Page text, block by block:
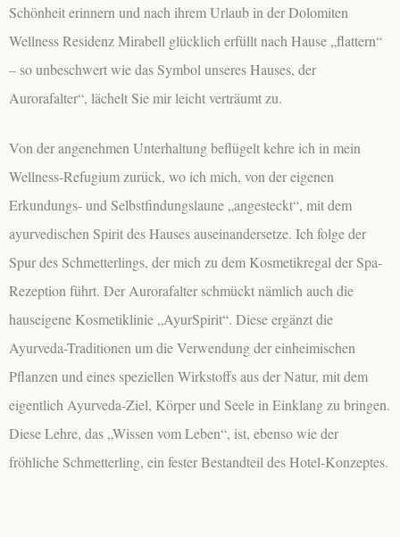
Schönheit erinnern und nach ihrem Urlaub in der Dolomiten
Wellness Residenz Mirabell glücklich erfüllt nach Hause „flattern“
– so unbeschwert wie das Symbol unseres Hauses, der
Aurorafalter“, lächelt Sie mir leicht verträumt zu.
Von der angenehmen Unterhaltung beflügelt kehre ich in mein
Wellness-Refugium zurück, wo ich mich, von der eigenen
Erkundungs- und Selbstfindungslaune „angesteckt“, mit dem
ayurvedischen Spirit des Hauses auseinandersetze. Ich folge der
Spur des Schmetterlings, der mich zu dem Kosmetikregal der Spa-
Rezeption führt. Der Aurorafalter schmückt nämlich auch die
hauseigene Kosmetiklinie „AyurSpirit“. Diese ergänzt die
Ayurveda-Traditionen um die Verwendung der einheimischen
Pflanzen und eines speziellen Wirkstoffs aus der Natur, mit dem
eigentlich Ayurveda-Ziel, Körper und Seele in Einklang zu bringen.
Diese Lehre, das „Wissen vom Leben“, ist, ebenso wie der
fröhliche Schmetterling, ein fester Bestandteil des Hotel-Konzeptes.